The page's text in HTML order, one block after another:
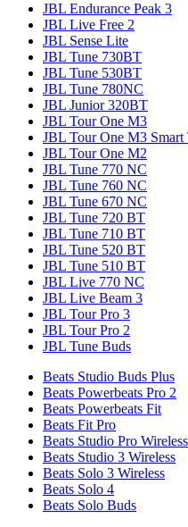
JBL Endurance Peak 3
JBL Live Free 2
JBL Sense Lite
JBL Tune 730BT
JBL Tune 530BT
JBL Tune 780NC
JBL Junior 320BT
JBL Tour One M3
JBL Tour One M3 Smart
JBL Tour One M2
JBL Tune 770 NC
JBL Tune 760 NC
JBL Tune 670 NC
JBL Tune 720 BT
JBL Tune 710 BT
JBL Tune 520 BT
JBL Tune 510 BT
JBL Live 770 NC
JBL Live Beam 3
JBL Tour Pro 3
JBL Tour Pro 2
JBL Tune Buds
Beats Studio Buds Plus
Beats Powerbeats Pro 2
Beats Powerbeats Fit
Beats Fit Pro
Beats Studio Pro Wireless
Beats Studio 3 Wireless
Beats Solo 3 Wireless
Beats Solo 4
Beats Solo Buds